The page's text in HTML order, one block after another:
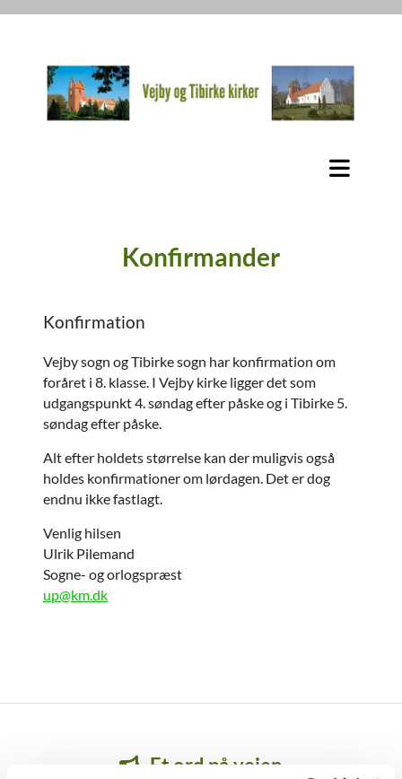
Konfirmander
Konfirmation
Vejby sogn og Tibirke sogn har konfirmation om
foråret i 8. klasse. I Vejby kirke ligger det som
udgangspunkt 4. søndag efter påske og i Tibirke 5.
søndag efter påske.
Alt efter holdets størrelse kan der muligvis også
holdes konfirmationer om lørdagen. Det er dog
endnu ikke fastlagt.
Venlig hilsen
Ulrik Pilemand
Sogne- og orlogspræst
up@km.dk
Et ord på vejen